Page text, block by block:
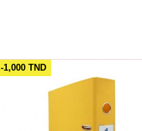
-1,000 TND